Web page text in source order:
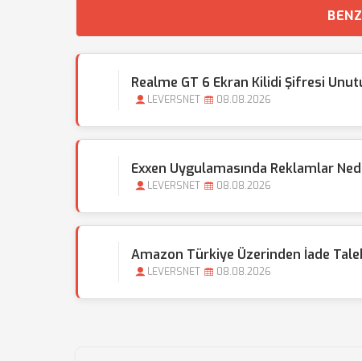
Realme GT 6 Ekran Kilidi Şifresi
LEVERSNET 08.08.2026
Exxen Uygulamasında Reklamlar
LEVERSNET 08.08.2026
Amazon Türkiye Üzerinden İade
LEVERSNET 08.08.2026